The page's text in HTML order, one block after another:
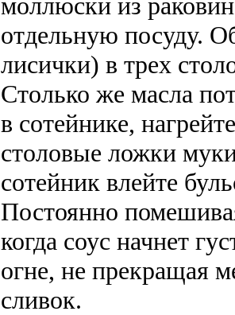
отдельную посуду.
лисички) в трех
Столько же масла
в сотейнике,
столовые ложки
сотейник влейте
Постоянно
когда соус начнет
огне, не прекращая
сливок.